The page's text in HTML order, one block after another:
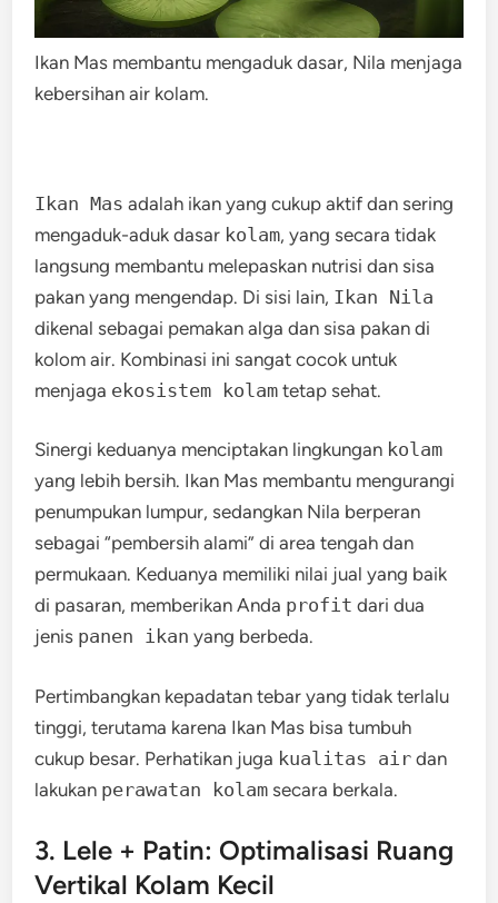
Ikan Mas membantu mengaduk dasar, Nila menjaga
kebersihan air kolam.
Ikan Mas adalah ikan yang cukup aktif dan sering
mengaduk-aduk dasar kolam, yang secara tidak
langsung membantu melepaskan nutrisi dan sisa
pakan yang mengendap. Di sisi lain, Ikan Nila
dikenal sebagai pemakan alga dan sisa pakan di
kolom air. Kombinasi ini sangat cocok untuk
menjaga ekosistem kolam tetap sehat.
Sinergi keduanya menciptakan lingkungan kolam
yang lebih bersih. Ikan Mas membantu mengurangi
penumpukan lumpur, sedangkan Nila berperan
sebagai “pembersih alami” di area tengah dan
permukaan. Keduanya memiliki nilai jual yang baik
di pasaran, memberikan Anda profit dari dua
jenis panen ikan yang berbeda.
Pertimbangkan kepadatan tebar yang tidak terlalu
tinggi, terutama karena Ikan Mas bisa tumbuh
cukup besar. Perhatikan juga kualitas air dan
lakukan perawatan kolam secara berkala.
3. Lele + Patin: Optimalisasi Ruang
Vertikal Kolam Kecil